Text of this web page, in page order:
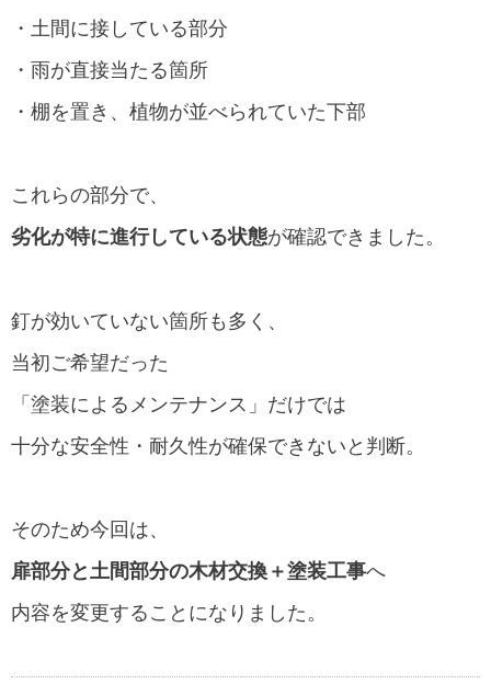
・土間に接している部分
・雨が直接当たる箇所
・棚を置き、植物が並べられていた下部
これらの部分で、
劣化が特に進行している状態が確認できました。
釘が効いていない箇所も多く、
当初ご希望だった
「塗装によるメンテナンス」だけでは
十分な安全性・耐久性が確保できないと判断。
そのため今回は、
扉部分と土間部分の木材交換＋塗装工事へ
内容を変更することになりました。